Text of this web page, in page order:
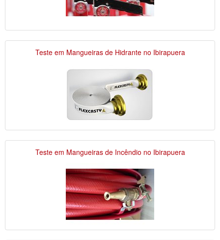
Teste em Mangueiras de Hidrante no Ibirapuera
Teste em Mangueiras de Incêndio no Ibirapuera